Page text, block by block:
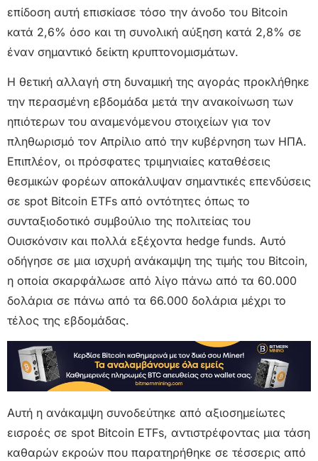
επίδοση αυτή επισκίασε τόσο την άνοδο του Bitcoin
κατά 2,6% όσο και τη συνολική αύξηση κατά 2,8% σε
έναν σημαντικό δείκτη κρυπτονομισμάτων.
Η θετική αλλαγή στη δυναμική της αγοράς προκλήθηκε
την περασμένη εβδομάδα μετά την ανακοίνωση των
ηπιότερων του αναμενόμενου στοιχείων για τον
πληθωρισμό τον Απρίλιο από την κυβέρνηση των ΗΠΑ.
Επιπλέον, οι πρόσφατες τριμηνιαίες καταθέσεις
θεσμικών φορέων αποκάλυψαν σημαντικές επενδύσεις
σε spot Bitcoin ETFs από οντότητες όπως το
συνταξιοδοτικό συμβούλιο της πολιτείας του
Ουισκόνσιν και πολλά εξέχοντα hedge funds. Αυτό
οδήγησε σε μια ισχυρή ανάκαμψη της τιμής του Bitcoin,
η οποία σκαρφάλωσε από λίγο πάνω από τα 60.000
δολάρια σε πάνω από τα 66.000 δολάρια μέχρι το
τέλος της εβδομάδας.
Αυτή η ανάκαμψη συνοδεύτηκε από αξιοσημείωτες
εισροές σε spot Bitcoin ETFs, αντιστρέφοντας μια τάση
καθαρών εκροών που παρατηρήθηκε σε τέσσερις από